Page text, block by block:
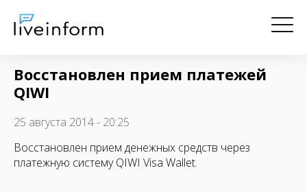
Восстановлен прием платежей
QIWI
25 августа 2014 - 20:25
Восстановлен прием денежных средств через
платежную систему QIWI Visa Wallet.